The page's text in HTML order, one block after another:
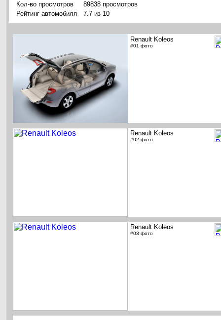
Кол-во просмотров
89838 просмотров
Рейтинг автомобиля
7.7 из 10
Renault Koleos
#01 фото
Renault Koleos
#02 фото
Renault Koleos
#03 фото